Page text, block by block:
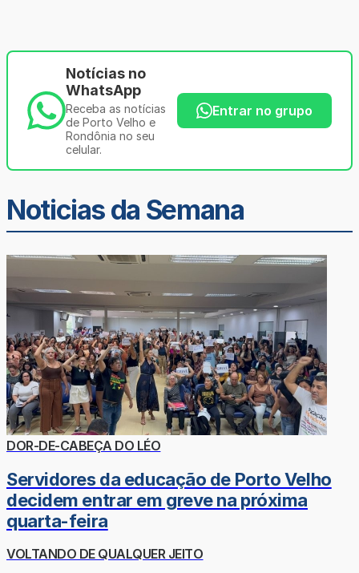
Notícias no
WhatsApp
Receba as notícias
de Porto Velho e
Rondônia no seu
celular.
Entrar no grupo
Noticias da Semana
DOR-DE-CABEÇA DO LÉO
Servidores da educação de Porto Velho
decidem entrar em greve na próxima
quarta-feira
VOLTANDO DE QUALQUER JEITO